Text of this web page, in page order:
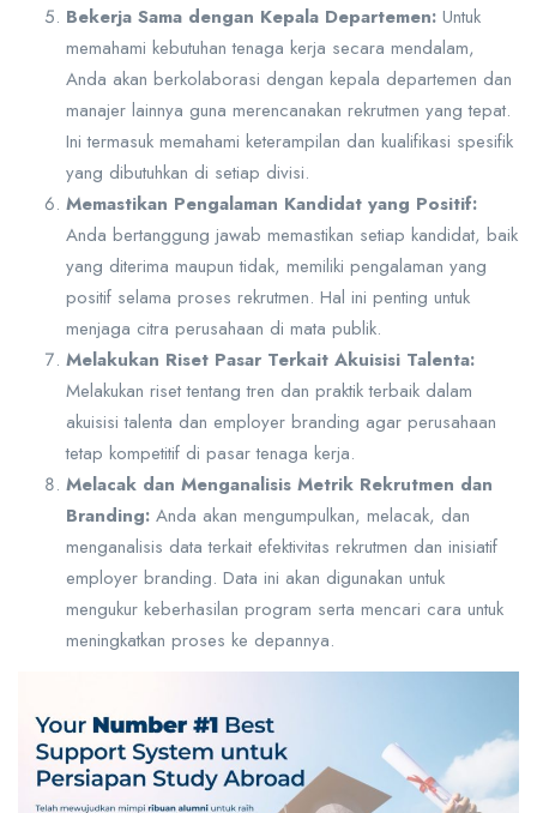
Bekerja Sama dengan Kepala Departemen: Untuk
memahami kebutuhan tenaga kerja secara mendalam,
Anda akan berkolaborasi dengan kepala departemen dan
manajer lainnya guna merencanakan rekrutmen yang tepat.
Ini termasuk memahami keterampilan dan kualifikasi spesifik
yang dibutuhkan di setiap divisi.
Memastikan Pengalaman Kandidat yang Positif:
Anda bertanggung jawab memastikan setiap kandidat, baik
yang diterima maupun tidak, memiliki pengalaman yang
positif selama proses rekrutmen. Hal ini penting untuk
menjaga citra perusahaan di mata publik.
Melakukan Riset Pasar Terkait Akuisisi Talenta:
Melakukan riset tentang tren dan praktik terbaik dalam
akuisisi talenta dan employer branding agar perusahaan
tetap kompetitif di pasar tenaga kerja.
Melacak dan Menganalisis Metrik Rekrutmen dan
Branding: Anda akan mengumpulkan, melacak, dan
menganalisis data terkait efektivitas rekrutmen dan inisiatif
employer branding. Data ini akan digunakan untuk
mengukur keberhasilan program serta mencari cara untuk
meningkatkan proses ke depannya.